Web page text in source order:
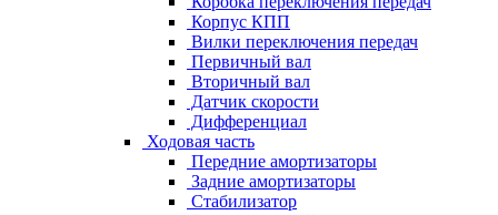
Корпус КПП
Вилки переключения передач
Первичный вал
Вторичный вал
Датчик скорости
Дифференциал
Ходовая часть
Передние амортизаторы
Задние амортизаторы
Стабилизатор